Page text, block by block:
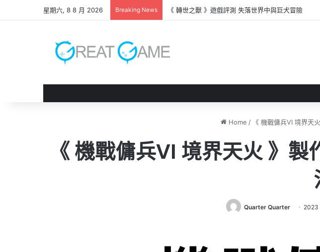
星期六, 8 8 月 2026 Breaking News 《 完蛋！我被男同學包圍了 》 高中生自製STEAM免
Home / 《 機戰傭兵VI 境界天
《 機戰傭兵VI 境界天火 》
Quarter Quarter 2023